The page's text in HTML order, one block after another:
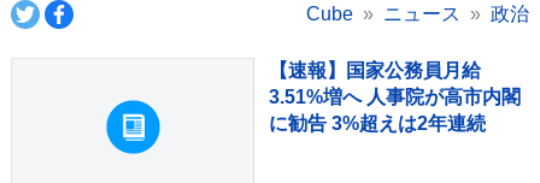
Cube
ニュース 政治
【速報】国家公務員月給
3.51%増へ 人事院が高市内閣
に勧告 3%超えは2年連続